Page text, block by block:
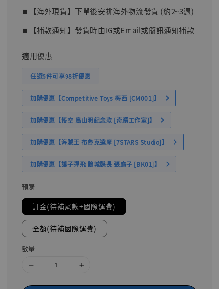
⏹︎【海外現貨】下單後安排海外物流發貨 (約2~3週)
⏹︎【補款通知】發貨時由IG或Email或簡訊通知補款
適用優惠
任選5件可享98折優惠
加購優惠【Competitive Toys 梅西 [CM001]】
加購優惠【悟空 鳥山明紀念款 [奇蹟工作室]】
加購優惠【海賊王 布魯克達摩 [7STARS Studio]】
加購優惠【讓子彈飛 鵝城縣長 張麻子 [BK01]】
預購
訂金(待補尾款+國際運費)
全額(待補國際運費)
數量